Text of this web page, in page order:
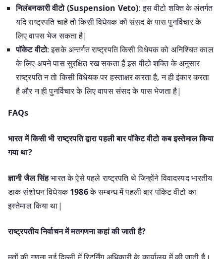
निलंबनकारी वीटो (Suspension Veto): इस वीटो शक्ति के अंतर्गत
यदि राष्ट्रपति चाहे तो किसी विधेयक को संसद के पास पुनर्विचार के
लिए वापस भेज सकता है|
पॉकेट वीटो: इसके अन्तर्गत राष्ट्रपति किसी विधेयक को अनिश्चित काल
के लिए अपने पास सुरक्षित रख सकता है इस वीटो शक्ति के अनुसार
राष्ट्रपति न तो किसी विधेयक पर हस्ताक्षर करता है, न ही इंकार करता
है और न ही पुनर्विचार के लिए वापस संसद के पास भेजता है|
FAQs
भारत में किसी भी राष्ट्रपति द्वारा पहली बार पॉकेट वीटो कब इस्तेमाल किया
गया था?
ज्ञानी जैल सिंहभारत के ऐसे पहले राष्ट्रपति थे जिन्होंने विवादस्पद भारतीय
डाक संशोधन विधेयक1986के सम्बन्ध में पहली बार पॉकेट वीटो का
इस्तेमाल किया था|
राष्ट्रपतीय निर्वाचन में मतगणना कहां की जाती है?